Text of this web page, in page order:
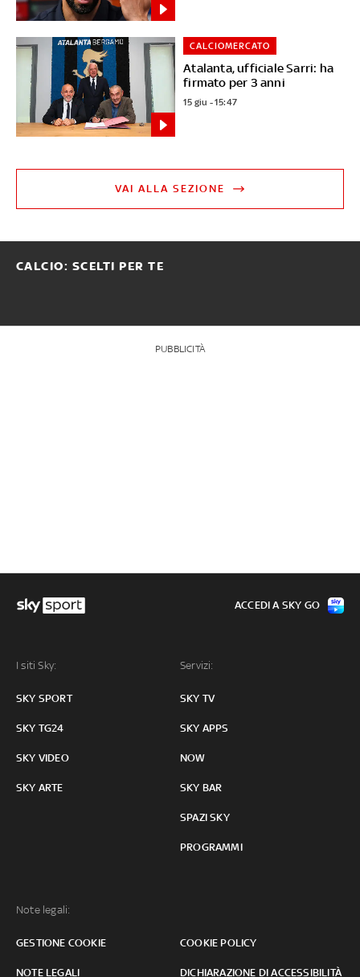
Atalanta, ufficiale Sarri: ha
firmato per 3 anni
CALCIOMERCATO
15 giu - 15:47
VAI ALLA SEZIONE
CALCIO: SCELTI PER TE
PUBBLICITÀ
I siti Sky:
SKY SPORT
SKY TG24
SKY VIDEO
SKY ARTE
Servizi:
SKY TV
SKY APPS
NOW
SKY BAR
SPAZI SKY
PROGRAMMI
Note legali:
GESTIONE COOKIE COOKIE POLICY
NOTE LEGALI DICHIARAZIONE DI ACCESSIBILITÀ
ACCEDI A SKY GO